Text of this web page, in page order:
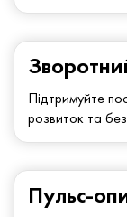
Підтримуйте
розвиток та
Пульс-